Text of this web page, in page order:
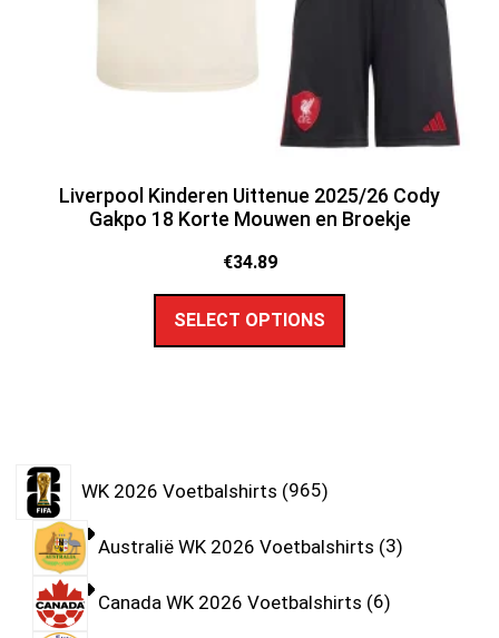
Liverpool Kinderen Uittenue 2025/26 Cody
Gakpo 18 Korte Mouwen en Broekje
€34.89
SELECT OPTIONS
WK 2026 Voetbalshirts 965
Australië WK 2026 Voetbalshirts 3
Canada WK 2026 Voetbalshirts 6